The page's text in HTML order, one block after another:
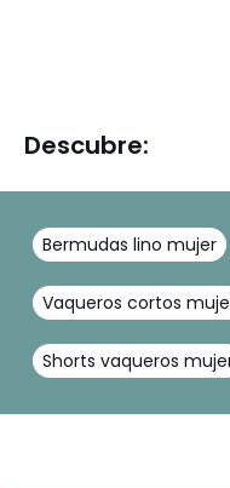
Descubre:
Bermudas lino mujer
Vaqueros cortos
Shorts vaqueros